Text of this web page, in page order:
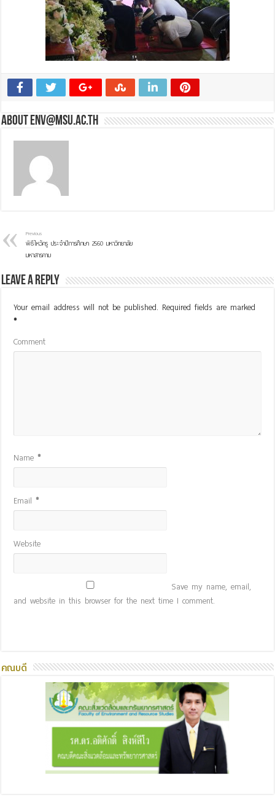
About env@msu.ac.th
Previous
พิธีไหว้ครู ประจำปีการศึกษา 2560 มหาวิทยาลัย
มหาสารคาม
Leave a Reply
Your email address will not be published. Required fields are marked
*
Comment
Name*
Email*
Website
Save my name, email,
and website in this browser for the next time I comment.
คณบดี